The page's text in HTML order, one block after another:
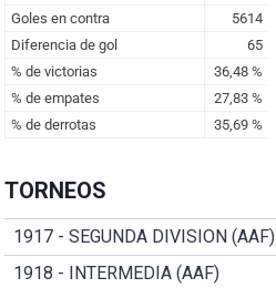
TORNEOS
1917 - SEGUNDA DIVISION (AAF)
1918 - INTERMEDIA (AAF)